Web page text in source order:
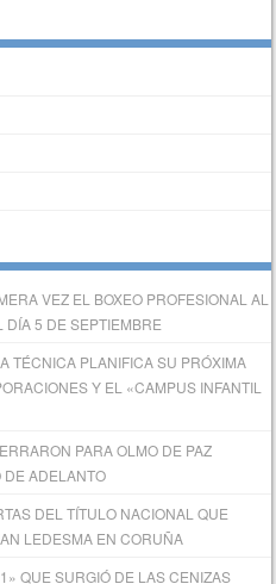
VEZ EL BOXEO PROFESIONAL AL
DÍA 5 DE SEPTIEMBRE
TÉCNICA PLANIFICA SU PRÓXIMA
Y EL «CAMPUS INFANTIL
PARA OLMO DE PAZ
DE ADELANTO
DEL TÍTULO NACIONAL QUE
LEDESMA EN CORUÑA
QUE SURGIÓ DE LAS CENIZAS